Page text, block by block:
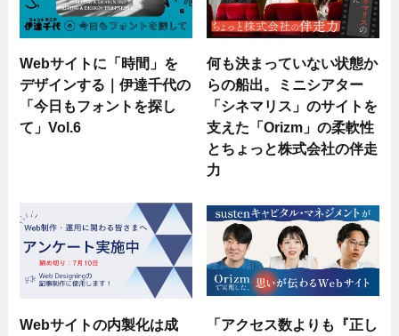
Webサイトに「時間」を
デザインする｜伊達千代の
「今日もフォントを探し
て」Vol.6
何も決まっていない状態か
らの船出。ミニシアター
「シネマリス」のサイトを
支えた「Orizm」の柔軟性
とちょっと株式会社の伴走
力
Webサイトの内製化は成
「アクセス数よりも『正し